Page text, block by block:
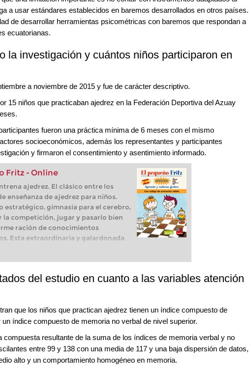
a usar estándares establecidos en baremos desarrollados en otros países.
de desarrollar herramientas psicométricas con baremos que respondan a
ecuatorianas.
la investigación y cuántos niños participaron en
a noviembre de 2015 y fue de carácter descriptivo.
15 niños que practicaban ajedrez en la Federación Deportiva del Azuay
fueron una práctica mínima de 6 meses con el mismo
socioeconómicos, además los representantes y participantes
y firmaron el consentimiento y asentimiento informado.
Fritz - Online
ajedrez. El clásico entre los
enseñanza de ajedrez para niños.
estratégico, gimnasia para el cerebro,
la competición, jugar y pasarlo bien
ración de conocimientos
Esta extraordinaria y galardonada
incluye todo eso y mucho más.
del estudio en cuanto a las variables atención
que los niños que practican ajedrez tienen un índice compuesto de
índice compuesto de memoria no verbal de nivel superior.
resultante de la suma de los índices de memoria verbal y no
entre 99 y 138 con una media de 117 y una baja dispersión de datos,
alto y un comportamiento homogéneo en memoria.